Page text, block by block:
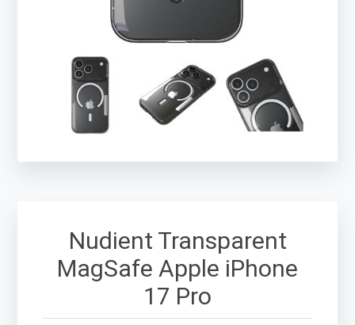
Nudient Transparent
MagSafe Apple iPhone
17 Pro